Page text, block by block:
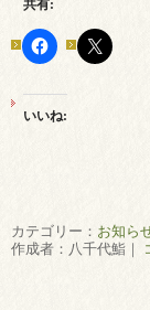
共有:
いいね:
カテゴリー： お知ら
作成者：八千代鮨｜